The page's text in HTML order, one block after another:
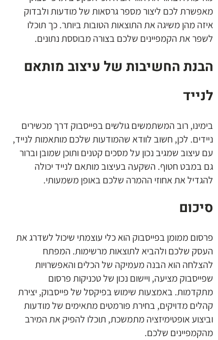
מאפשרת לכם ליצור מספר גרסאות של מודעות ולבדוק
איזה מהן משיגה את התוצאות הטובות ביותר. כך תוכלו
לשפר את הקמפיינים שלכם בצורה מבוססת נתונים.
הבנת החשיבות של עיצוב מותאם
לנייד
בימינו, רוב המשתמשים גולשים בפייסבוק דרך מכשירים
ניידים. לכן, חשוב לוודא שהמודעות שלכם מותאמות לנייד,
עם עיצוב שמגיב נכון על מסכים קטנים ותוכן שמובן וברור
גם במבט חטוף. השקעה בעיצוב מותאם לנייד יכולה
להגדיל את אחוזי ההמרה שלכם באופן משמעותי.
סיכום
פרסום ממומן בפייסבוק הוא כלי עוצמתי שיכול לשדרג את
העסק שלכם ולהביא לתוצאות מרשימות. המפתח
להצלחה הוא הבנה מעמיקה של הכלים והאפשרויות
שפייסבוק מציעה, ויישום נכון של טכניקות פרסום
מתקדמות. באמצעות שימוש בפיקסל של פייסבוק, יצירת
קהלים מדויקים, בחירת פורמטים מתאימים של מודעות
וביצוע אופטימיזציה מתמשכת, תוכלו להפיק את המירב
מהקמפיינים שלכם.